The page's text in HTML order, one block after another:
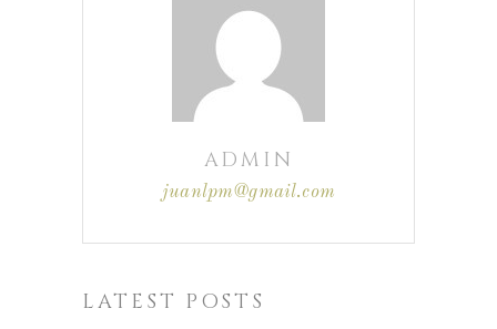
ADMIN
juanlpm@gmail.com
LATEST POSTS